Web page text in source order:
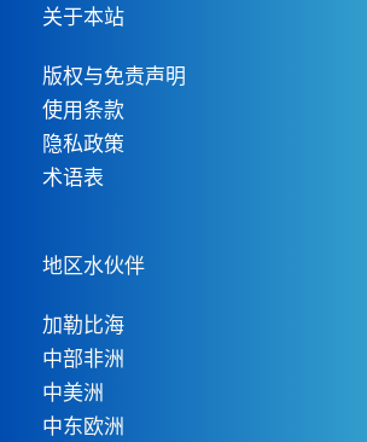
关于本站
版权与免责声明
使用条款
隐私政策
术语表
地区水伙伴
加勒比海
中部非洲
中美洲
中东欧洲